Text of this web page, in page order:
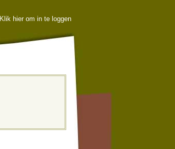
Klik hier om in te loggen